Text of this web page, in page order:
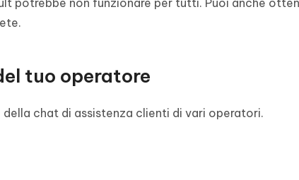
potrebbe non funzionare per tutti. Puoi anche
tuo operatore
chat di assistenza clienti di vari operatori.